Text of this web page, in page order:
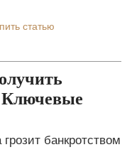
статью
Ключевые
банкротством